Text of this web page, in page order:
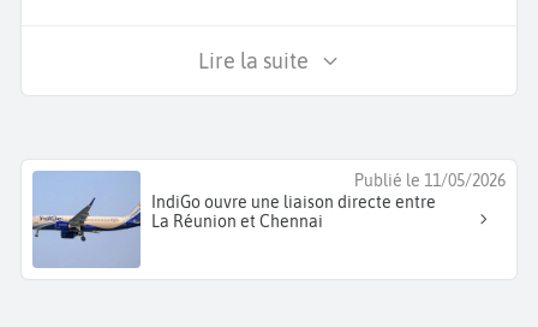
Lire la suite
IndiGo ouvre une liaison directe entre
La Réunion et Chennai
Publié le 11/05/2026